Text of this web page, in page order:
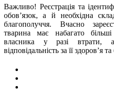
Важливо! Реєстрація та
обов’язок, а й необхідна
благополуччя. Вчасно
тварина має набагато
власника у разі втрати,
відповідальність за її здоров’я